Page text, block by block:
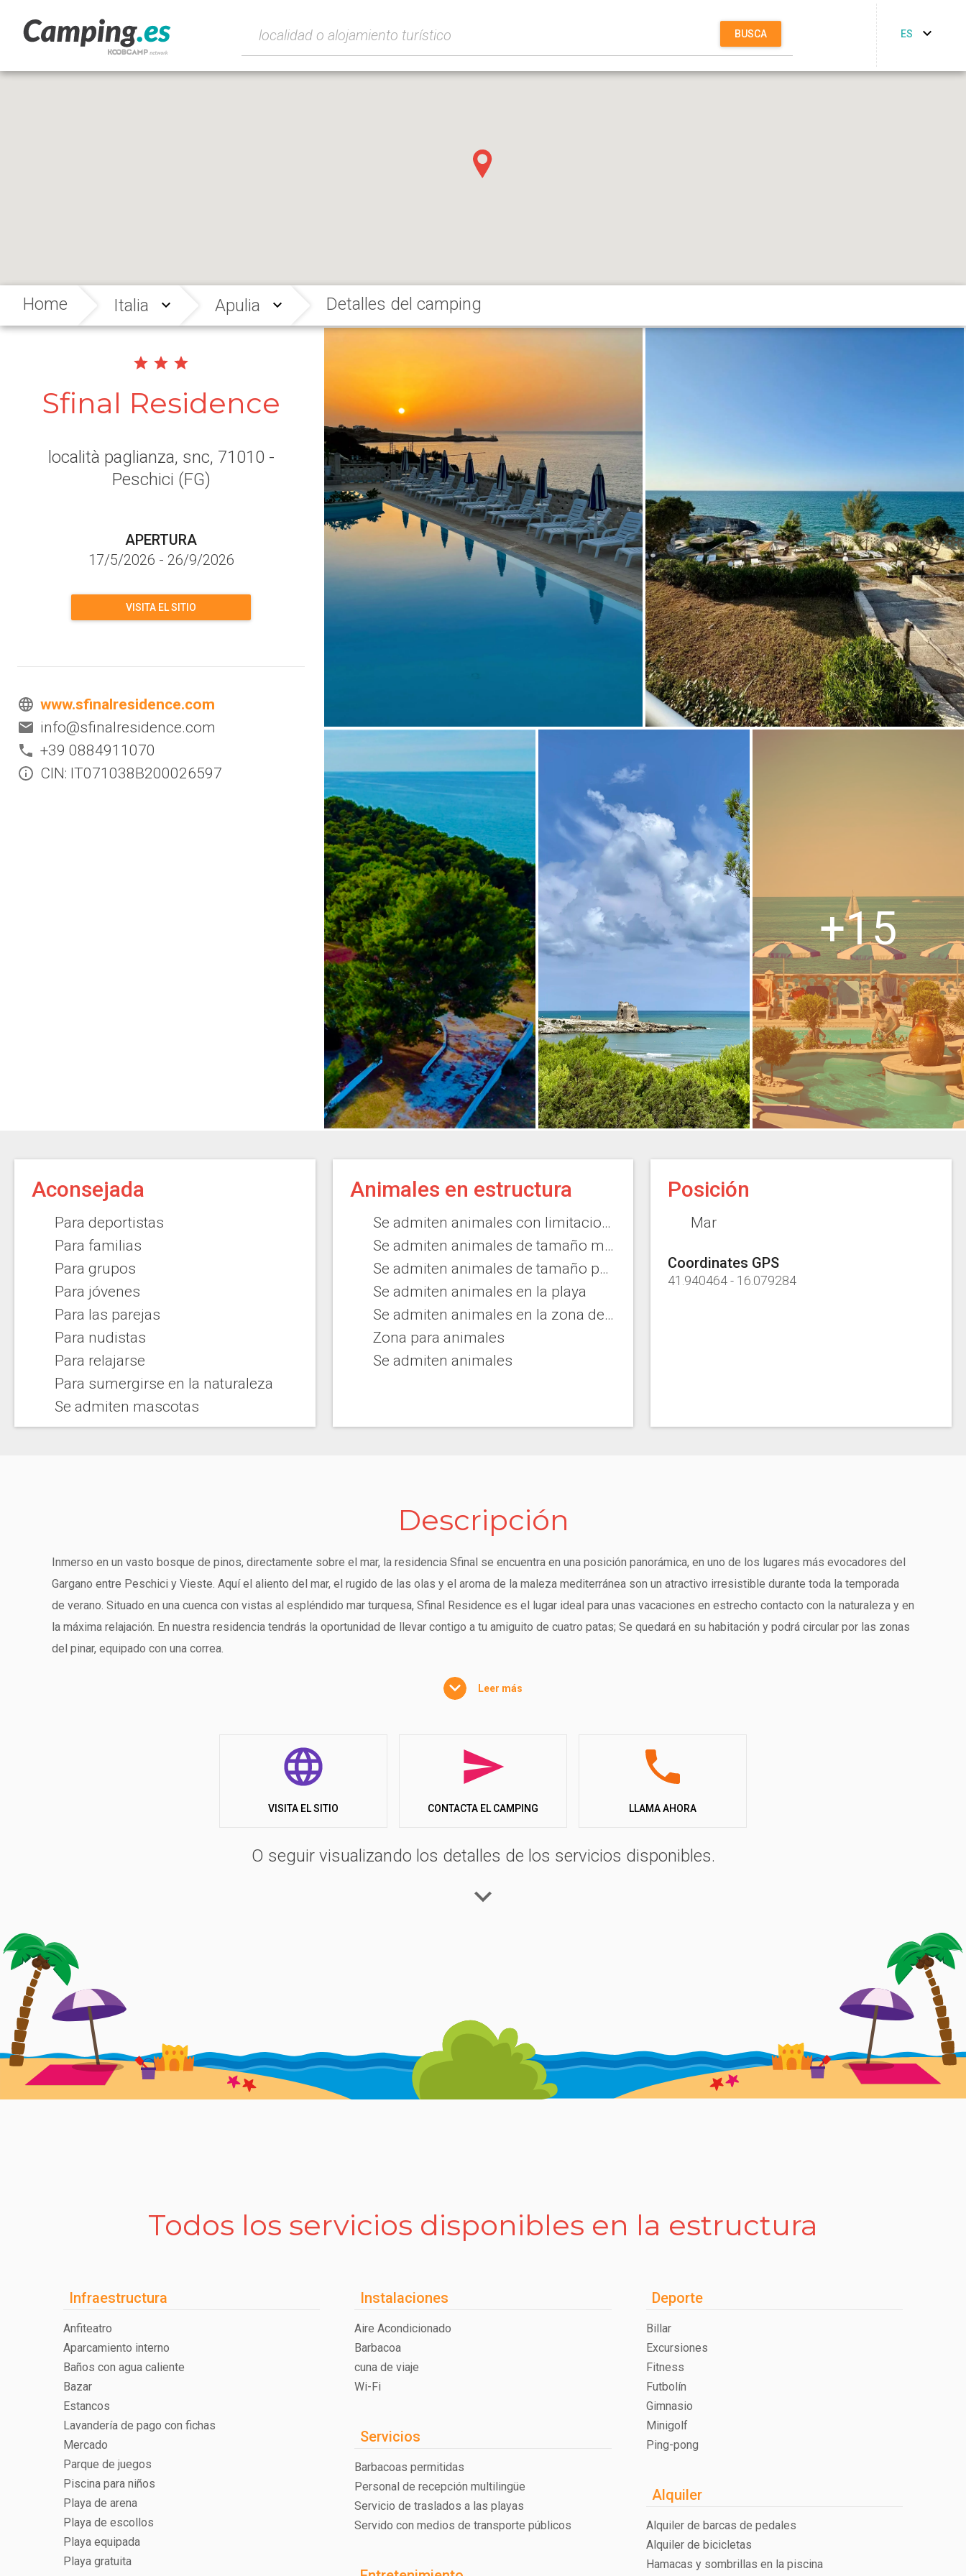
BUSCA ES
Home Italia Apulia Detalles del camping
Sfinal Residence
località paglianza, snc, 71010 -
Peschici (FG)
APERTURA
17/5/2026 - 26/9/2026
VISITA EL SITIO
www.sfinalresidence.com
info@sfinalresidence.com
+39 0884911070
CIN: IT071038B200026597
Aconsejada
Para deportistas
Para familias
Para grupos
Para jóvenes
Para las parejas
Para nudistas
Para relajarse
Para sumergirse en la naturaleza
Se admiten mascotas
Animales en estructura
Se admiten animales con limitaciones
Se admiten animales de tamaño medio
Se admiten animales de tamaño pequeño
Se admiten animales en la playa
Se admiten animales en la zona de complejo vacacional
Zona para animales
Se admiten animales
Posición
Mar
Coordinates GPS
41.940464- 16.079284
Descripción
Inmerso en un vasto bosque de pinos, directamente sobre el mar, la residencia Sfinal se encuentra en una posición panorámica, en uno de los lugares más evocadores del
Gargano entre Peschici y Vieste. Aquí el aliento del mar, el rugido de las olas y el aroma de la maleza mediterránea son un atractivo irresistible durante toda la temporada
de verano. Situado en una cuenca con vistas al espléndido mar turquesa, Sfinal Residence es el lugar ideal para unas vacaciones en estrecho contacto con la naturaleza y en
la máxima relajación. En nuestra residencia tendrás la oportunidad de llevar contigo a tu amiguito de cuatro patas; Se quedará en su habitación y podrá circular por las zonas
del pinar, equipado con una correa.
Leer más
VISITA EL SITIO CONTACTA EL CAMPING LLAMA AHORA
O seguir visualizando los detalles de los servicios disponibles.
Todos los servicios disponibles en la estructura
Infraestructura
Anfiteatro
Aparcamiento interno
Baños con agua caliente
Bazar
Estancos
Lavandería de pago con fichas
Mercado
Parque de juegos
Piscina para niños
Playa de arena
Playa de escollos
Playa equipada
Playa gratuita
Instalaciones
Aire Acondicionado
Barbacoa
cuna de viaje
Wi-Fi
Servicios
Barbacoas permitidas
Personal de recepción multilingüe
Servicio de traslados a las playas
Servido con medios de transporte públicos
Deporte
Billar
Excursiones
Fitness
Futbolín
Gimnasio
Minigolf
Ping-pong
Alquiler
Alquiler de barcas de pedales
Alquiler de bicicletas
Hamacas y sombrillas en la piscina